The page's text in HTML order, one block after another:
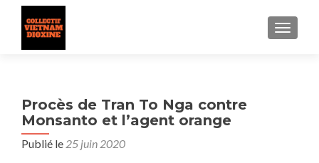
Procès de Tran To Nga contre
Monsanto et l’agent orange
Publié le 25 juin 2020